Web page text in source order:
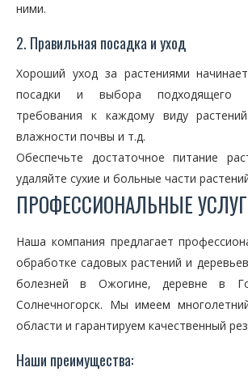
ними.
2. Правильная посадка и уход
Хороший уход за растениями
посадки и выбора подходящего
требования к каждому виду
влажности почвы и т.д.
Обеспечьте достаточное питание
удаляйте сухие и больные части
ПРОФЕССИОНАЛЬНЫЕ
Наша компания предлагает
обработке садовых растений и
болезней в Ожогине, деревне в
Солнечногорск. Мы имеем
области и гарантируем качественный
Наши преимущества: